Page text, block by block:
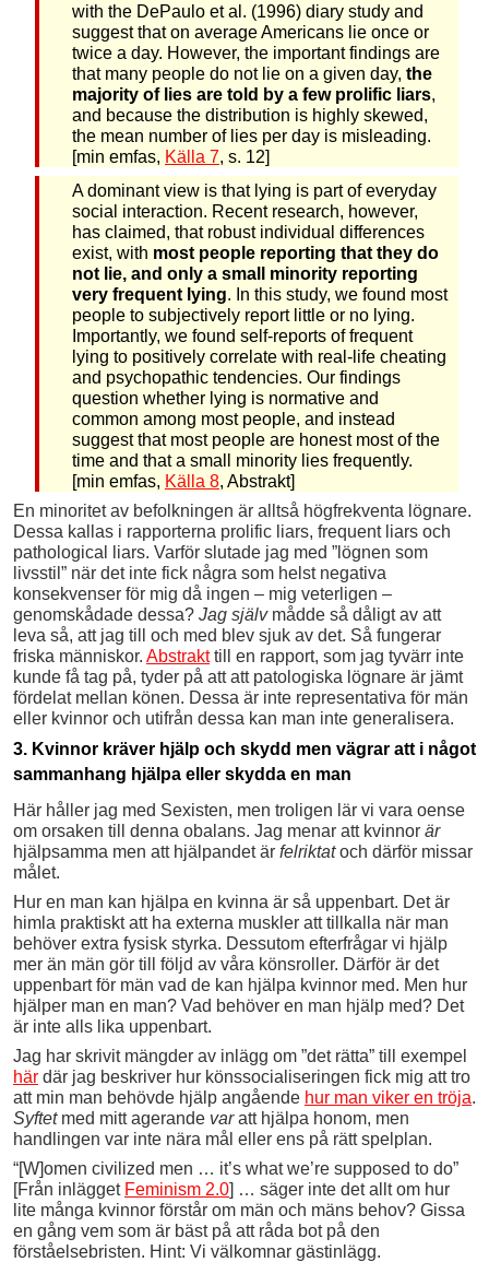
with the DePaulo et al. (1996) diary study and
suggest that on average Americans lie once or
twice a day. However, the important findings are
that many people do not lie on a given day, the
majority of lies are told by a few prolific liars,
and because the distribution is highly skewed,
the mean number of lies per day is misleading.
[min emfas, Källa 7, s. 12]
A dominant view is that lying is part of everyday
social interaction. Recent research, however,
has claimed, that robust individual differences
exist, with most people reporting that they do
not lie, and only a small minority reporting
very frequent lying. In this study, we found most
people to subjectively report little or no lying.
Importantly, we found self-reports of frequent
lying to positively correlate with real-life cheating
and psychopathic tendencies. Our findings
question whether lying is normative and
common among most people, and instead
suggest that most people are honest most of the
time and that a small minority lies frequently.
[min emfas, Källa 8, Abstrakt]
En minoritet av befolkningen är alltså högfrekventa lögnare.
Dessa kallas i rapporterna prolific liars, frequent liars och
pathological liars. Varför slutade jag med ”lögnen som
livsstil” när det inte fick några som helst negativa
konsekvenser för mig då ingen – mig veterligen –
genomskådade dessa? Jag självmådde så dåligt av att
leva så, att jag till och med blev sjuk av det. Så fungerar
friska människor. Abstrakttill en rapport, som jag tyvärr inte
kunde få tag på, tyder på att att patologiska lögnare är jämt
fördelat mellan könen. Dessa är inte representativa för män
eller kvinnor och utifrån dessa kan man inte generalisera.
3. Kvinnor kräver hjälp och skydd men vägrar att i något
sammanhang hjälpa eller skydda en man
Här håller jag med Sexisten, men troligen lär vi vara oense
om orsaken till denna obalans. Jag menar att kvinnor är
hjälpsamma men att hjälpandet är felriktatoch därför missar
målet.
Hur en man kan hjälpa en kvinna är så uppenbart. Det är
himla praktiskt att ha externa muskler att tillkalla när man
behöver extra fysisk styrka. Dessutom efterfrågar vi hjälp
mer än män gör till följd av våra könsroller. Därför är det
uppenbart för män vad de kan hjälpa kvinnor med. Men hur
hjälper man en man? Vad behöver en man hjälp med? Det
är inte alls lika uppenbart.
Jag har skrivit mängder av inlägg om ”det rätta” till exempel
här där jag beskriver hur könssocialiseringen fick mig att tro
att min man behövde hjälp angående hur man viker en tröja.
Syftetmed mitt agerande varatt hjälpa honom, men
handlingen var inte nära mål eller ens på rätt spelplan.
“[W]omen civilized men … it’s what we’re supposed to do”
[Från inlägget Feminism 2.0] … säger inte det allt om hur
lite många kvinnor förstår om män och mäns behov? Gissa
en gång vem som är bäst på att råda bot på den
förståelsebristen. Hint: Vi välkomnar gästinlägg.